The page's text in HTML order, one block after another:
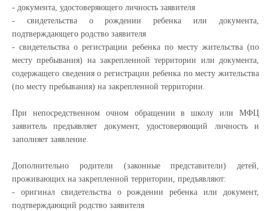
- документа, удостоверяющего личность заявителя
- свидетельства о рождении ребенка или документа,
подтверждающего родство заявителя
- свидетельства о регистрации ребенка по месту жительства (по
месту пребывания) на закрепленной территории или документа,
содержащего сведения о регистрации ребенка по месту жительства
(по месту пребывания) на закрепленной территории.
При непосредственном очном обращении в школу или МФЦ
заявитель предъявляет документ, удостоверяющий личность и
заполняет заявление.
Дополнительно родители (законные представители) детей,
проживающих на закрепленной территории, предъявляют:
- оригинал свидетельства о рождении ребенка или документ,
подтверждающий родство заявителя